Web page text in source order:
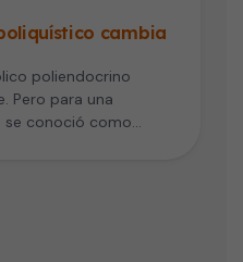
cambia
poliendocrino
Pero para una
se conoció como…